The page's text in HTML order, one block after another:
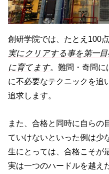
創研学院では、たとえ100
実にクリアする事を第一
に育てます。難問・奇問に
に不必要なテクニックを追
追求します。
また、合格と同時に自らの
ていけないといった例は少
生にとっては、合格こそが
実は一つのハードルを越え